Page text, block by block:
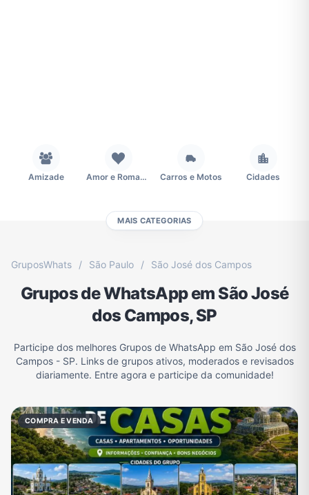
Amizade Amor e Romance Carros e Motos Cidades
Esportes Eventos Fãs Figurinhas e Stickers
Filmes e Séries Frases e Mensagens Futebol Games e Jogos
Ganhar Dinheiro Imobiliária Memes, Engraçados e Zoeira Moda e Beleza
Música Namoro Notícias Outros
MAIS CATEGORIAS
GruposWhats / São Paulo / São José dos Campos
Grupos de WhatsApp em São José
dos Campos, SP
Participe dos melhores Grupos de WhatsApp em São José dos
Campos - SP. Links de grupos ativos, moderados e revisados
diariamente. Entre agora e participe da comunidade!
COMPRA E VENDA